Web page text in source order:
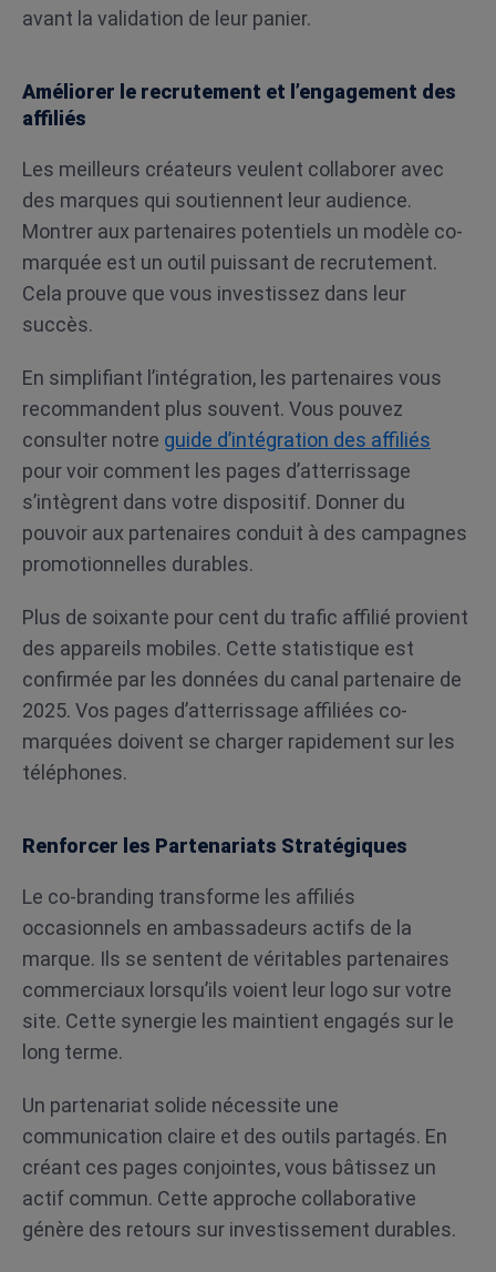
avant la validation de leur panier.
Améliorer le recrutement et l’engagement des
affiliés
Les meilleurs créateurs veulent collaborer avec
des marques qui soutiennent leur audience.
Montrer aux partenaires potentiels un modèle co-
marquée est un outil puissant de recrutement.
Cela prouve que vous investissez dans leur
succès.
En simplifiant l’intégration, les partenaires vous
recommandent plus souvent. Vous pouvez
consulter notre guide d’intégration des affiliés
pour voir comment les pages d’atterrissage
s’intègrent dans votre dispositif. Donner du
pouvoir aux partenaires conduit à des campagnes
promotionnelles durables.
Plus de soixante pour cent du trafic affilié provient
des appareils mobiles. Cette statistique est
confirmée par les données du canal partenaire de
2025. Vos pages d’atterrissage affiliées co-
marquées doivent se charger rapidement sur les
téléphones.
Renforcer les Partenariats Stratégiques
Le co-branding transforme les affiliés
occasionnels en ambassadeurs actifs de la
marque. Ils se sentent de véritables partenaires
commerciaux lorsqu’ils voient leur logo sur votre
site. Cette synergie les maintient engagés sur le
long terme.
Un partenariat solide nécessite une
communication claire et des outils partagés. En
créant ces pages conjointes, vous bâtissez un
actif commun. Cette approche collaborative
génère des retours sur investissement durables.